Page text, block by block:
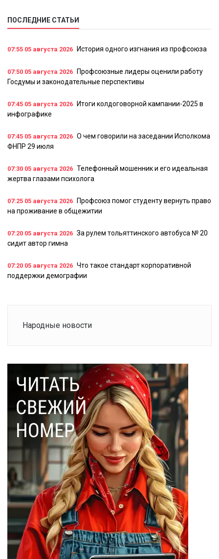
ПОСЛЕДНИЕ СТАТЬИ
07:55 05 августа 2026 История одного изгнания из профсоюза
07:50 05 августа 2026
Профсоюзные лидеры оценили работу
Госдумы и законодательные перспективы
07:45 05 августа 2026
Итоги колдоговорной кампании-2025 в
инфографике
07:45 05 августа 2026 О чем говорили на заседании Исполкома
ФНПР 29 июля
07:30 05 августа 2026 Телефонный мошенник и его идеальная
жертва глазами психолога
07:25 05 августа 2026
Профсоюз помог студенту вернуть право
на проживание в общежитии
07:20 05 августа 2026 За рулем тольяттинского автобуса № 20
сидит автор гимна
07:20 05 августа 2026 Что такое стандарт корпоративной
поддержки демографии
Народные новости